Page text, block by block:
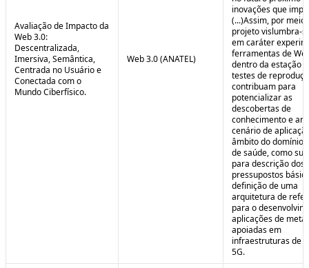
Avaliação de Impacto da
Web 3.0:
Descentralizada,
Imersiva, Semântica,
Centrada no Usuário e
Conectada com o
Mundo Ciberfísico.
Web 3.0 (ANATEL)
inovações que
(...)Assim, por meio
projeto vislumbra-
em caráter
ferramentas de
dentro da estação
testes de
contribuam para
potencializar as
descobertas de
conhecimento e
cenário de
âmbito do domínio
de saúde, como
para descrição dos
pressupostos
definição de uma
arquitetura de
para o
aplicações de
apoiadas em
infraestruturas de
5G.